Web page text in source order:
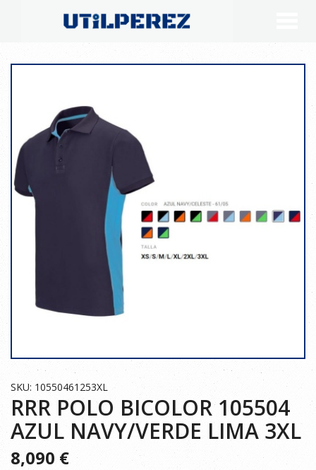
SKU: 10550461253XL
RRR POLO BICOLOR 105504
AZUL NAVY/VERDE LIMA 3XL
8,090 €